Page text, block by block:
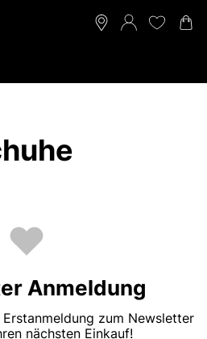
Anmeldung
zum Newsletter
nächsten Einkauf!